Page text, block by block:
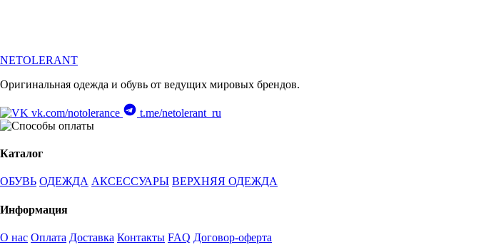
NETOLERANT
Оригинальная одежда и обувь от ведущих мировых брендов.
vk.com/notolerance t.me/netolerant_ru
Каталог
ОБУВЬ ОДЕЖДА АКСЕССУАРЫ ВЕРХНЯЯ ОДЕЖДА
Информация
О нас Оплата Доставка Контакты FAQ Договор-оферта